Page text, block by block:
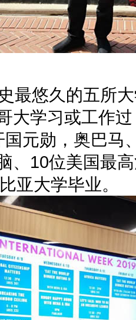
最悠久的五所
大学习或工作
元勋，奥巴马
、10位美国最
亚大学毕业。